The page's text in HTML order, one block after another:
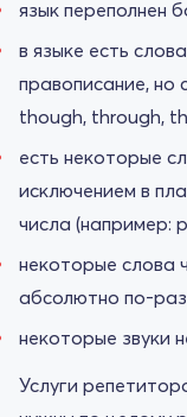
язык переполнен
в языке есть
правописание, но
though, through,
есть некоторые
исключением в
числа (например:
некоторые слова
абсолютно по-
некоторые звуки
Услуги